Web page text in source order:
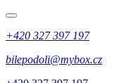
+420 327 397 197
bilepodoli@mybox.cz